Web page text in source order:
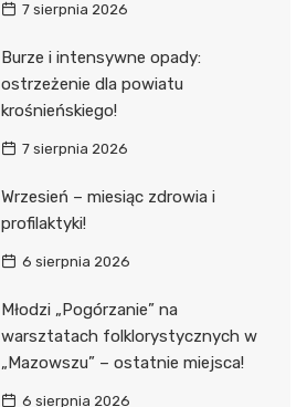
7 sierpnia 2026
Burze i intensywne opady:
ostrzeżenie dla powiatu
krośnieńskiego!
7 sierpnia 2026
Wrzesień – miesiąc zdrowia i
profilaktyki!
6 sierpnia 2026
Młodzi „Pogórzanie” na
warsztatach folklorystycznych w
„Mazowszu” – ostatnie miejsca!
6 sierpnia 2026